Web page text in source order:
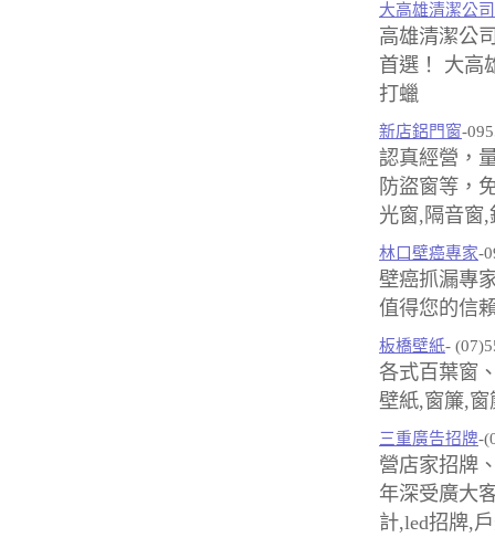
大高雄清潔公司
高雄清潔公
首選！ 大高
打蠟
新店鋁門窗-
認真經營，
防盜窗等，
光窗,隔音窗,
林口壁癌專家-
壁癌抓漏專
值得您的信
板橋壁紙-
各式百葉窗
壁紙,窗簾,
三重廣告招牌-
營店家招牌
年深受廣大
計,led招牌,